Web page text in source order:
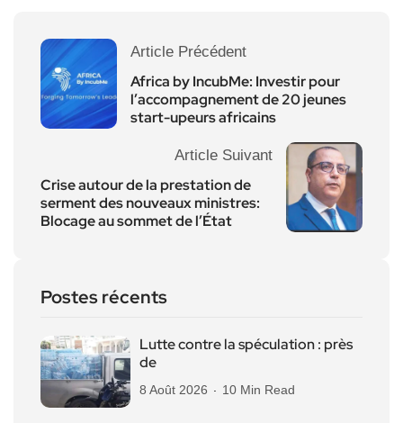
Article Précédent
Africa by IncubMe: Investir pour
l’accompagnement de 20 jeunes
start-upeurs africains
Article Suivant
Crise autour de la prestation de
serment des nouveaux ministres:
Blocage au sommet de l’État
Postes récents
Lutte contre la spéculation : près
de
8 Août 2026 10 Min Read